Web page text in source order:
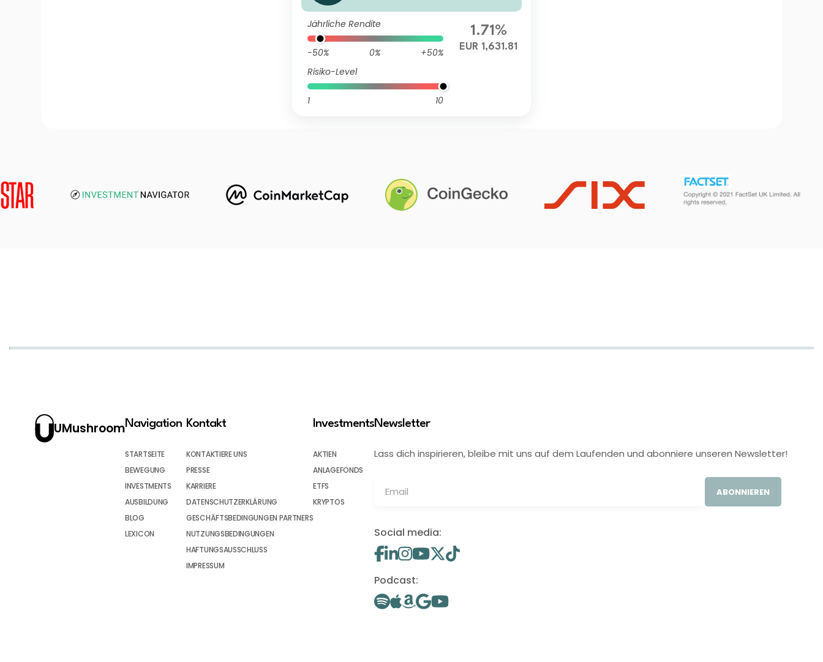
d - I14E (C)
Jährliche Rendite
-50% 0%
+50%
Risiko-Level
1 10
1.71%
EUR 1,631.81
UMushroomNavigation
STARTSEITE
BEWEGUNG
INVESTMENTS
AUSBILDUNG
BLOG
LEXICON
Kontakt
KONTAKTIERE UNS
PRESSE
KARRIERE
DATENSCHUTZERKLÄRUNG
GESCHÄFTSBEDINGUNGEN PARTNERS
NUTZUNGSBEDINGUNGEN
HAFTUNGSAUSSCHLUSS
IMPRESSUM
Investments
AKTIEN
ANLAGEFONDS
ETFS
KRYPTOS
Newsletter
Lass dich inspirieren, bleibe mit uns auf dem Laufenden und abonniere unseren Newsletter!
ABONNIEREN
Social media:
Podcast: